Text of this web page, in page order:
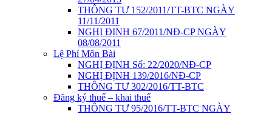
THÔNG TƯ 152/2011/TT-BTC NGÀY
11/11/2011
NGHỊ ĐỊNH 67/2011/NĐ-CP NGÀY
08/08/2011
Lệ Phí Môn Bài
NGHỊ ĐỊNH Số: 22/2020/NĐ-CP
NGHỊ ĐỊNH 139/2016/NĐ-CP
THÔNG TƯ 302/2016/TT-BTC
Đăng ký thuế – khai thuế
THÔNG TƯ 95/2016/TT-BTC NGÀY